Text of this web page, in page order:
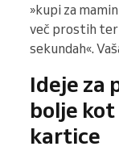
»kupi za
več prostih
sekundah«.
Ideje za
bolje
kartice